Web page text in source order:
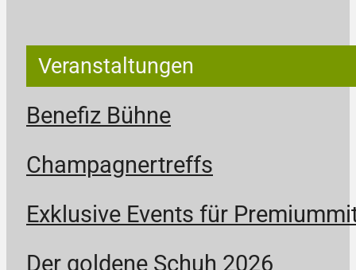
Veranstaltungen
Benefiz Bühne
Champagnertreffs
Exklusive Events für
Der goldene Schuh 2026